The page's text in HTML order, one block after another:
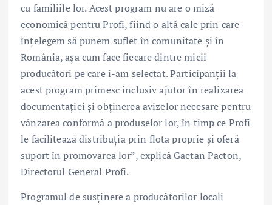
cu familiile lor. Acest program nu are o miză
economică pentru Profi, fiind o altă cale prin care
înțelegem să punem suflet în comunitate și în
România, așa cum face fiecare dintre micii
producători pe care i-am selectat. Participanții la
acest program primesc inclusiv ajutor în realizarea
documentației și obținerea avizelor necesare pentru
vânzarea conformă a produselor lor, în timp ce Profi
le facilitează distribuția prin flota proprie și oferă
suport în promovarea lor”, explică Gaetan Pacton,
Directorul General Profi.
Programul de susținere a producătorilor locali